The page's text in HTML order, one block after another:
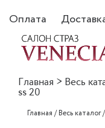
Оплата
Главная > Весь
ss 20
Главная /Весь каталог/